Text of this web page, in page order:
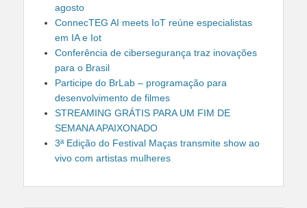
agosto
ConnecTEG AI meets IoT reúne especialistas
em IA e Iot
Conferência de cibersegurança traz inovações
para o Brasil
Participe do BrLab – programação para
desenvolvimento de filmes
STREAMING GRÁTIS PARA UM FIM DE
SEMANA APAIXONADO
3ª Edição do Festival Maças transmite show ao
vivo com artistas mulheres